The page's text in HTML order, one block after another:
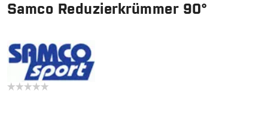
Samco Reduzierkrümmer 90°